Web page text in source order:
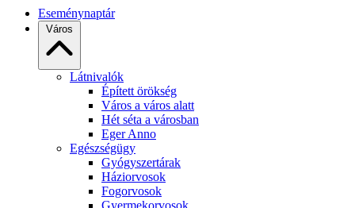
Eseménynaptár
Város
Látnivalók
Épített örökség
Város a város alatt
Hét séta a városban
Eger Anno
Egészségügy
Gyógyszertárak
Háziorvosok
Fogorvosok
Gyermekorvosok